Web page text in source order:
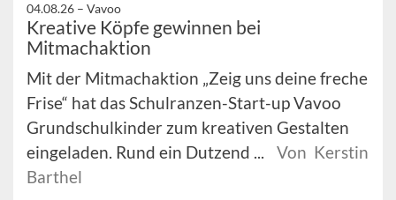
04.08.26 – Vavoo
Kreative Köpfe gewinnen bei
Mitmachaktion
Mit der Mitmachaktion „Zeig uns deine freche
Frise“ hat das Schulranzen-Start-up Vavoo
Grundschulkinder zum kreativen Gestalten
eingeladen. Rund ein Dutzend ...
Von Kerstin
Barthel